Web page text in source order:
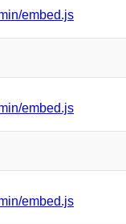
embed.js
embed.js
embed.js